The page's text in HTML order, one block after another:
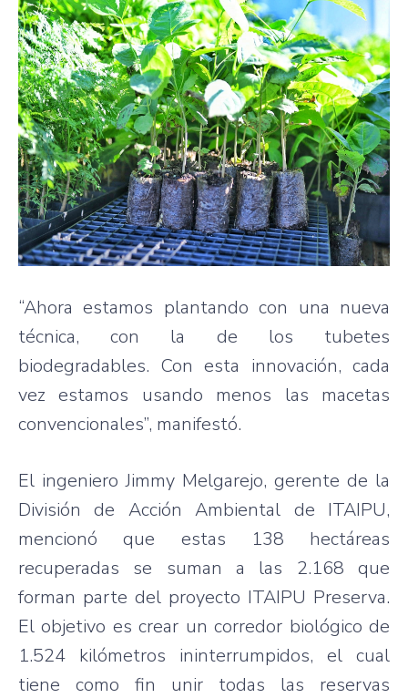
“Ahora estamos plantando con una nueva
técnica, con la de los tubetes
biodegradables. Con esta innovación, cada
vez estamos usando menos las macetas
convencionales”, manifestó.
El ingeniero Jimmy Melgarejo, gerente de la
División de Acción Ambiental de ITAIPU,
mencionó que estas 138 hectáreas
recuperadas se suman a las 2.168 que
forman parte del proyecto ITAIPU Preserva.
El objetivo es crear un corredor biológico de
1.524 kilómetros ininterrumpidos, el cual
tiene como fin unir todas las reservas